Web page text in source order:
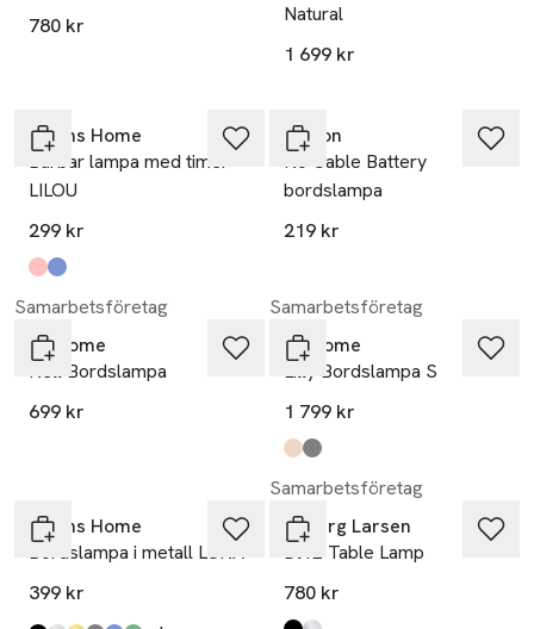
780 kr
Natural
1 699 kr
Åhléns Home
Bärbar lampa med timer
LILOU
299 kr
Produkten finns i färgerna:
Pink,
Lt Blue
Unison
No Cable Battery
bordslampa
219 kr
Samarbetsföretag
PR Home
Nell Bordslampa
699 kr
Samarbetsföretag
PR Home
Lilly Bordslampa S
1 799 kr
Produkten finns i färgerna:
beige
grey,
Åhléns Home
Bordslampa i metall LUNA
399 kr
Samarbetsföretag
Dyberg Larsen
Dl12 Table Lamp
780 kr